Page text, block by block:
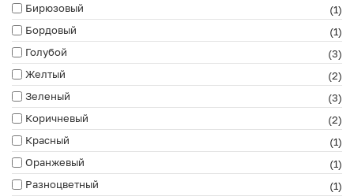
Бирюзовый
(1)
Бордовый
(1)
Голубой
(3)
Желтый
(2)
Зеленый
(3)
Коричневый
(2)
Красный
(1)
Оранжевый
(1)
Разноцветный
(1)